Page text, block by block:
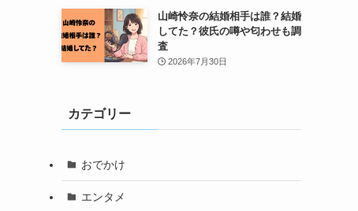
山崎怜奈の結婚相手は誰？結婚
してた？彼氏の噂や匂わせも調
査
2026年7月30日
カテゴリー
おでかけ
エンタメ